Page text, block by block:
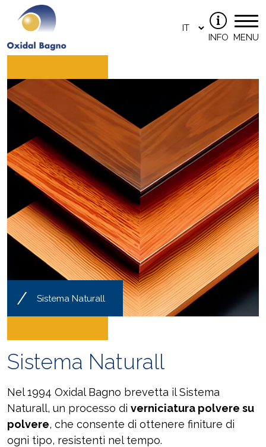
INFO MENU
/ Sistema Naturall
Sistema Naturall
Nel 1994 Oxidal Bagno brevetta il Sistema
Naturall, un processo di verniciatura polvere su
polvere, che consente di ottenere finiture di
ogni tipo, resistenti nel tempo.